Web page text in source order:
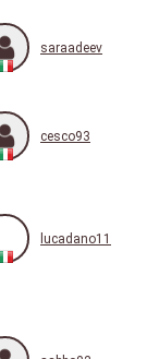
saraadeev
cesco93
lucadano11